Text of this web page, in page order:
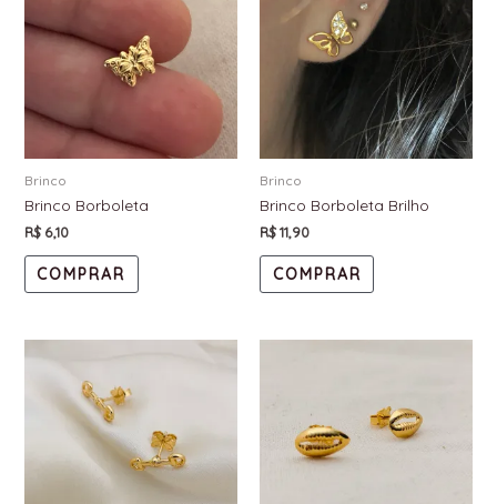
Brinco
Brinco Borboleta
R$6,10
COMPRAR
Brinco
Brinco Borboleta Brilho
R$11,90
COMPRAR